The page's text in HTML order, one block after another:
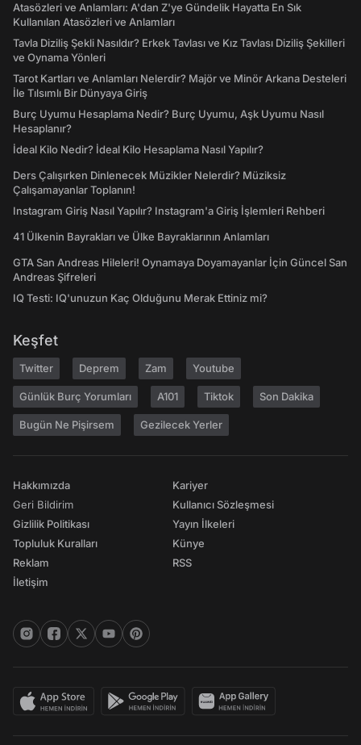
Atasözleri ve Anlamları: A'dan Z'ye Gündelik Hayatta En Sık
Kullanılan Atasözleri ve Anlamları
Tavla Diziliş Şekli Nasıldır? Erkek Tavlası ve Kız Tavlası Diziliş Şekilleri
ve Oynama Yönleri
Tarot Kartları ve Anlamları Nelerdir? Majör ve Minör Arkana Desteleri
İle Tılsımlı Bir Dünyaya Giriş
Burç Uyumu Hesaplama Nedir? Burç Uyumu, Aşk Uyumu Nasıl
Hesaplanır?
İdeal Kilo Nedir? İdeal Kilo Hesaplama Nasıl Yapılır?
Ders Çalışırken Dinlenecek Müzikler Nelerdir? Müziksiz
Çalışamayanlar Toplanın!
Instagram Giriş Nasıl Yapılır? Instagram'a Giriş İşlemleri Rehberi
41 Ülkenin Bayrakları ve Ülke Bayraklarının Anlamları
GTA San Andreas Hileleri! Oynamaya Doyamayanlar İçin Güncel San
Andreas Şifreleri
IQ Testi: IQ'unuzun Kaç Olduğunu Merak Ettiniz mi?
Keşfet
Twitter Deprem Zam Youtube
Günlük Burç Yorumları A101 Tiktok Son Dakika
Bugün Ne Pişirsem Gezilecek Yerler
Hakkımızda
Geri Bildirim
Gizlilik Politikası
Topluluk Kuralları
Reklam
İletişim
Kariyer
Kullanıcı Sözleşmesi
Yayın İlkeleri
Künye
RSS